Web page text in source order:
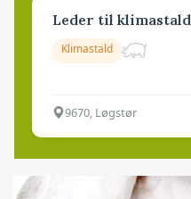
Leder til klimastald
Klimastald
9670, Løgstør